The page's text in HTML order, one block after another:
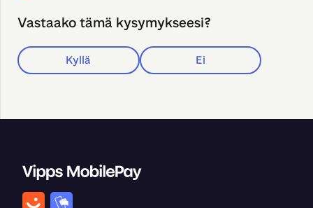
Vastaako tämä kysymykseesi?
Kyllä Ei